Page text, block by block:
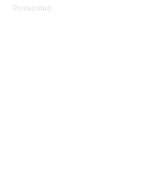
Privacidad